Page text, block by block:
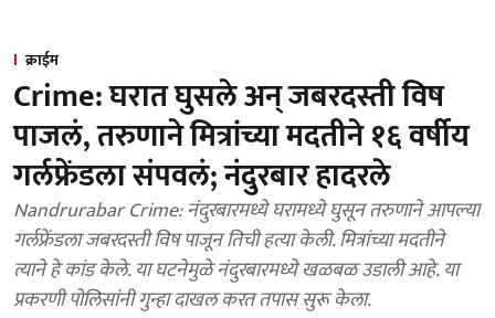
क्राईम
Crime: घरात घुसले अन् जबरदस्ती विष
पाजलं, तरुणाने मित्रांच्या मदतीने १६ वर्षीय
गर्लफ्रेंडला संपवलं; नंदुरबार हादरले
Nandrurabar Crime: नंदुरबारमध्ये घरामध्ये घुसून तरुणाने आपल्या
गर्लफ्रेंडला जबरदस्ती विष पाजून तिची हत्या केली. मित्रांच्या मदतीने
त्याने हे कांड केले. या घटनेमुळे नंदुरबारमध्ये खळबळ उडाली आहे. या
प्रकरणी पोलिसांनी गुन्हा दाखल करत तपास सुरू केला.